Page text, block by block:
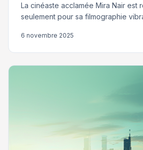
La cinéaste acclamée Mira Nair est
seulement pour sa filmographie
6 novembre 2025